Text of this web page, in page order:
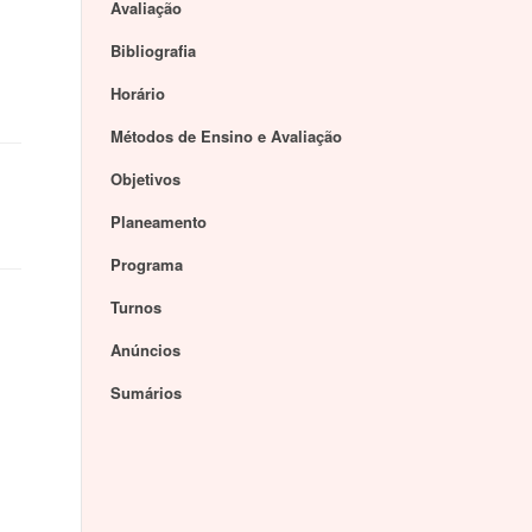
Avaliação
Bibliografia
Horário
Métodos de Ensino e Avaliação
Objetivos
Planeamento
Programa
Turnos
Anúncios
Sumários